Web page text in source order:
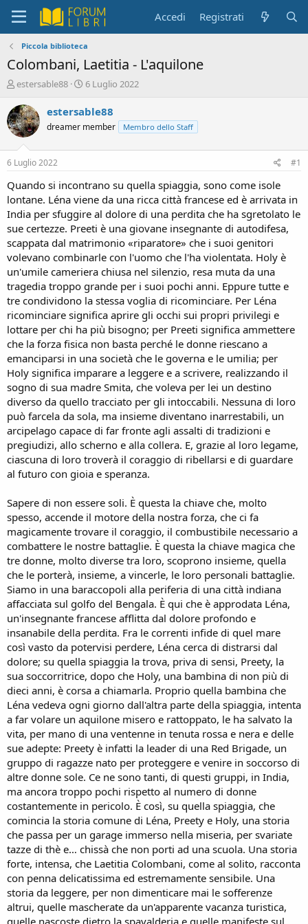
Accedi Registrati
Piccola biblioteca
Colombani, Laetitia - L'aquilone
C
e
a
t
e
D
s
c
u
s
s
i
n
e
estersable88
D
t
d
i
i
o
6 Luglio 2022
estersable88
dreamer member Membro dello Staff
6 Luglio 2022 #1
Quando si incontrano su quella spiaggia, sono come isole
lontane. Léna viene da una ricca città francese ed è arrivata in
India per sfuggire al dolore di una perdita che ha sgretolato le
sue certezze. Preeti è una giovane insegnante di autodifesa,
scappata dal matrimonio «riparatore» che i suoi genitori
volevano combinarle con l'uomo che l'ha violentata. Holy è
un'umile cameriera chiusa nel silenzio, resa muta da una
tragedia troppo grande per i suoi pochi anni. Eppure tutte e
tre condividono la stessa voglia di ricominciare. Per Léna
ricominciare significa aprire gli occhi sui propri privilegi e
lottare per chi ha più bisogno; per Preeti significa ammettere
che la forza fisica non basta perché le donne riescano a
emanciparsi in una società che le governa e le umilia; per
Holy significa imparare a leggere e a scrivere, realizzando il
sogno di sua madre Smita, che voleva per lei un destino
diverso da quello tracciato per gli intoccabili. Nessuna di loro
può farcela da sola, ma insieme diventano inarrestabili, un
arcipelago capace di far fronte agli assalti di tradizioni e
pregiudizi, allo scherno e alla collera. E, grazie al loro legame,
ciascuna di loro troverà il coraggio di ribellarsi e di guardare
al futuro con gioia e speranza.
Sapere di non essere soli. È questa la chiave che, molto
spesso, accende il motore della nostra forza, che ci fa
magicamente trovare il coraggio, il combustibile necessario a
combattere le nostre battaglie. È questa la chiave magica che
tre donne, molto diverse tra loro, scoprono insieme, quella
che le porterà, insieme, a vincerle, le loro personali battaglie.
Siamo in una baraccopoli alla periferia di una città indiana
affacciata sul golfo del Bengala. È qui che è approdata Léna,
un'insegnante francese afflitta dal dolore profondo e
insanabile della perdita. Fra le correnti infide di quel mare
così vasto da potervisi perdere, Léna cerca di distrarsi dal
dolore; su quella spiaggia la trova, priva di sensi, Preety, la
sua soccorritrice, dopo che Holy, una bambina di non più di
dieci anni, è corsa a chiamarla. Proprio quella bambina che
Léna vedeva ogni giorno dall'altra parte della spiaggia, intenta
a far volare un aquilone misero e rattoppato, le ha salvato la
vita, per mano di una ventenne in tenuta rossa e nera e delle
sue adepte: Preety è infatti la leader di una Red Brigade, un
gruppo di ragazze nato per proteggere e venire in soccorso di
altre donne sole. Ce ne sono tanti, di questi gruppi, in India,
ma ancora troppo pochi rispetto al numero di donne
costantemente in pericolo. È così, su quella spiaggia, che
comincia la storia comune di Léna, Preety e Holy, una storia
che passa per un garage immerso nella miseria, per svariate
tazze di thè e… chissà che non porti ad una scuola. Una storia
forte, intensa, che Laetitia Colombani, come al solito, racconta
con penna delicatissima ed estremamente sensibile. Una
storia da leggere, per non dimenticare mai le sofferenze
altrui, quelle mascherate da un'apparente vacanza turistica,
quelle nascoste dietro la spavalderia e quelle manifeste sul